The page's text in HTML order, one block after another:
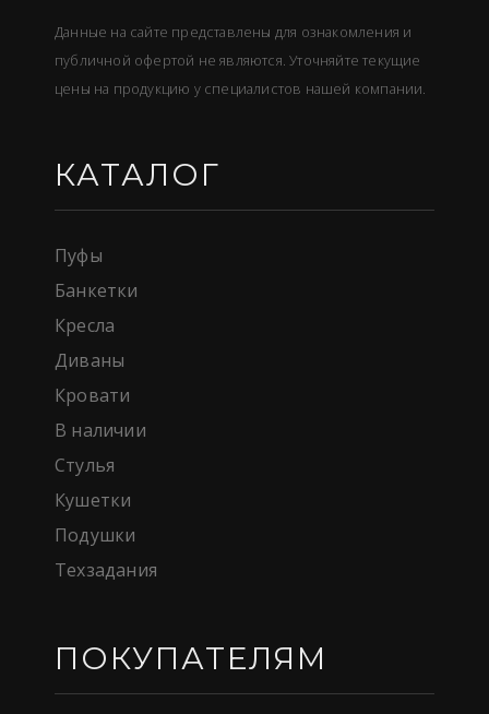
Данные на сайте представлены для ознакомления и
публичной офертой не являются. Уточняйте текущие
цены на продукцию у специалистов нашей компании.
КАТАЛОГ
Пуфы
Банкетки
Кресла
Диваны
Кровати
В наличии
Стулья
Кушетки
Подушки
Техзадания
ПОКУПАТЕЛЯМ